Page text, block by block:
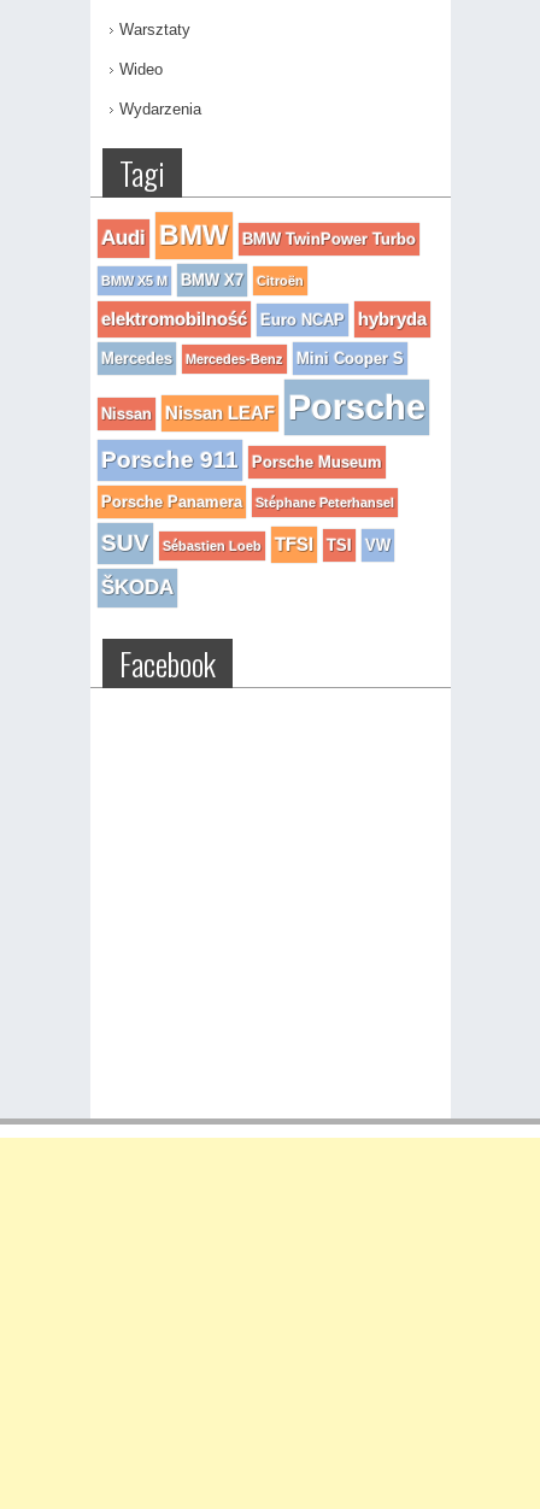
Warsztaty
Wideo
Wydarzenia
Tagi
Audi BMW BMW TwinPower Turbo
BMW X5 M BMW X7 Citroën
elektromobilność Euro NCAP hybryda
Mercedes Mercedes-Benz Mini Cooper S
Nissan Nissan LEAF Porsche
Porsche 911 Porsche Museum
Porsche Panamera Stéphane Peterhansel
SUV Sébastien Loeb TFSI TSI VW
ŠKODA
Facebook